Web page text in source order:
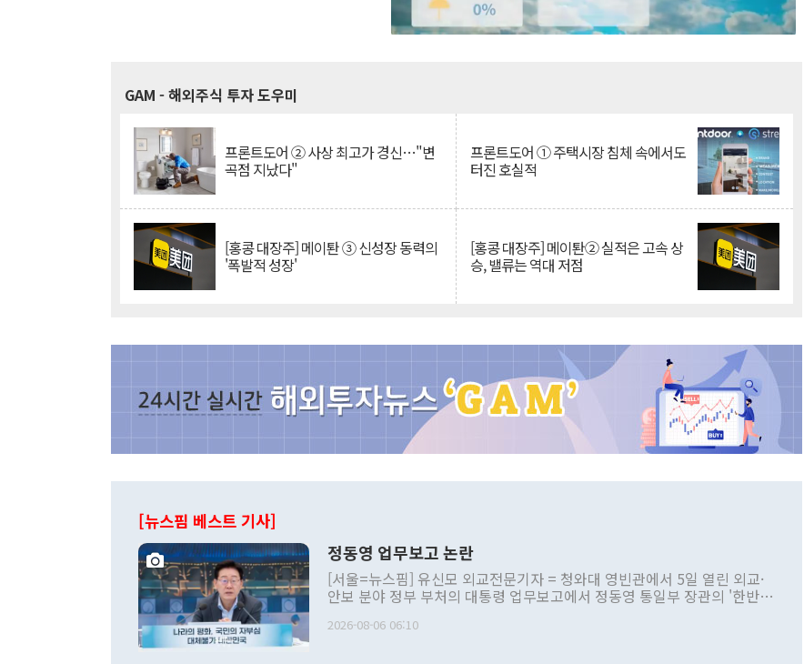
GAM - 해외주식 투자 도우미
프론트도어 ② 사상 최고가 경신…"변
곡점 지났다"
프론트도어 ① 주택시장 침체 속에서도
터진 호실적
[홍콩 대장주] 메이퇀 ③ 신성장 동력의
'폭발적 성장'
[홍콩 대장주] 메이퇀② 실적은 고속 상
승, 밸류는 역대 저점
[뉴스핌 베스트 기사]
정동영 업무보고 논란
[서울=뉴스핌] 유신모 외교전문기자 = 청와대 영빈관에서 5일 열린 외교·
안보 분야 정부 부처의 대통령 업무보고에서 정동영 통일부 장관의 '한반도
발언 중에는 정부 내 조율을 거치지 않은 사안을 정책으로 추진하겠다고 공
2026-08-06 06:10